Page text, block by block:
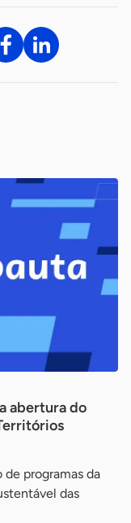
abertura do
programas da
das